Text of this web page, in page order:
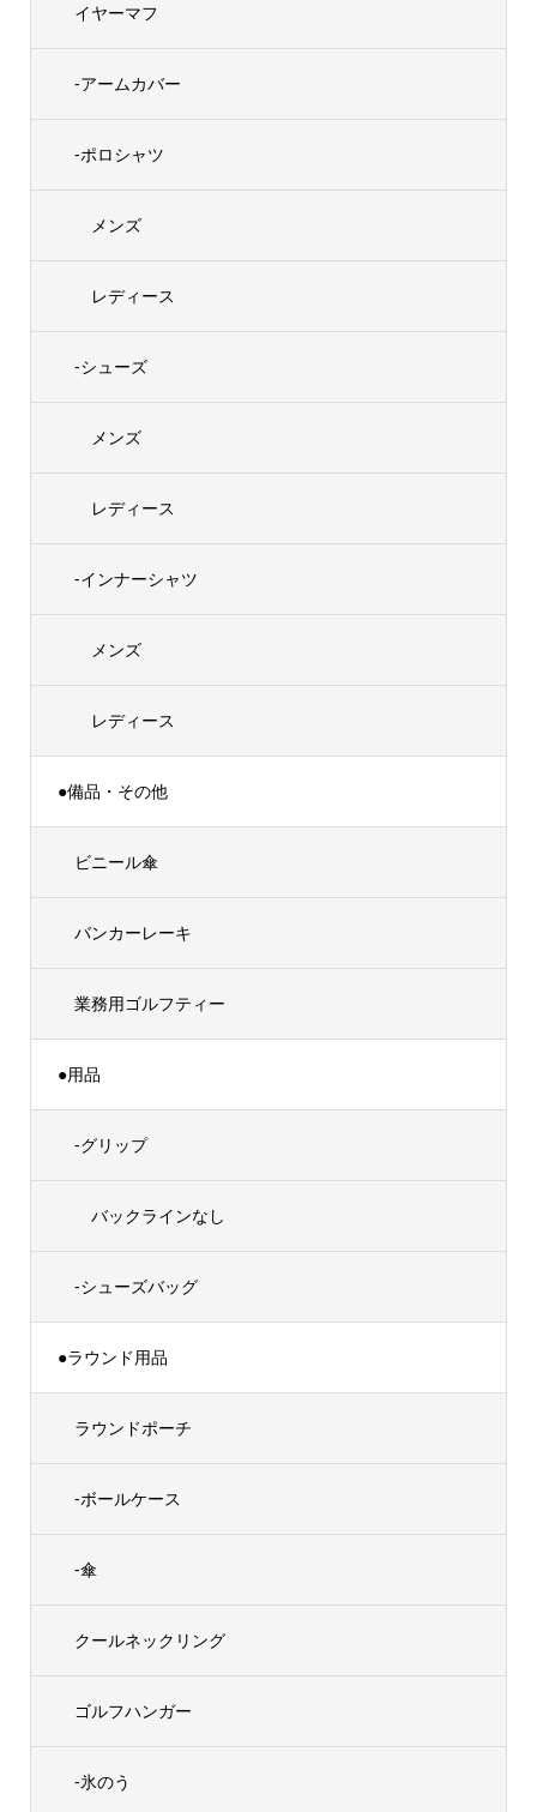
イヤーマフ
-アームカバー
-ポロシャツ
メンズ
レディース
-シューズ
メンズ
レディース
-インナーシャツ
メンズ
レディース
●備品・その他
ビニール傘
バンカーレーキ
業務用ゴルフティー
●用品
-グリップ
バックラインなし
-シューズバッグ
●ラウンド用品
ラウンドポーチ
-ボールケース
-傘
クールネックリング
ゴルフハンガー
-氷のう